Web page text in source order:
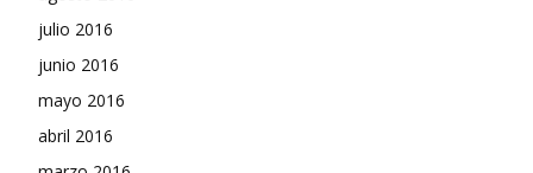
julio 2016
junio 2016
mayo 2016
abril 2016